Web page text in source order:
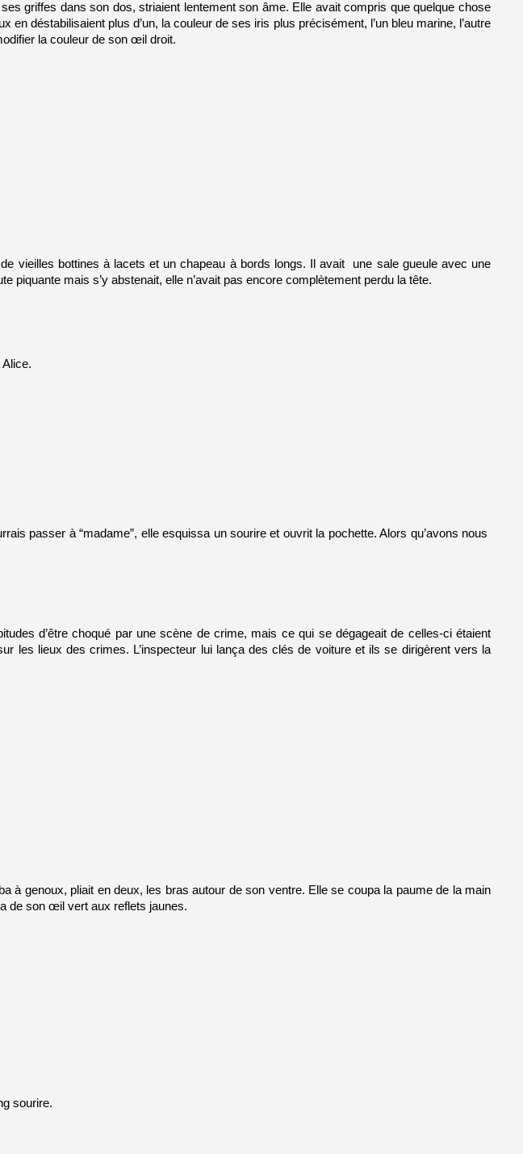
griffes dans son dos, striaient lentement son âme. Elle avait compris que quelque chose
déstabilisaient plus d’un, la couleur de ses iris plus précisément, l’un bleu marine, l’autre
la couleur de son œil droit.
vieilles bottines à lacets et un chapeau à bords longs. Il avait  une sale gueule avec une
piquante mais s’y abstenait, elle n’avait pas encore complètement perdu la tête.
passer à “madame”, elle esquissa un sourire et ouvrit la pochette. Alors qu’avons nous
d’être choqué par une scène de crime, mais ce qui se dégageait de celles-ci étaient
les lieux des crimes. L’inspecteur lui lança des clés de voiture et ils se dirigèrent vers la
à genoux, pliait en deux, les bras autour de son ventre. Elle se coupa la paume de la main
de son œil vert aux reflets jaunes.
sourire.